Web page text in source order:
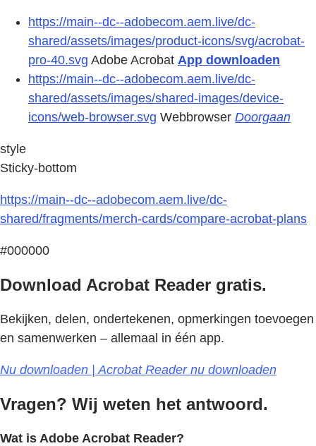
https://main--dc--adobecom.aem.live/dc-
shared/assets/images/product-icons/svg/acrobat-
pro-40.svg Adobe Acrobat App downloaden
https://main--dc--adobecom.aem.live/dc-
shared/assets/images/shared-images/device-
icons/web-browser.svg Webbrowser Doorgaan
style
Sticky-bottom
https://main--dc--adobecom.aem.live/dc-
shared/fragments/merch-cards/compare-acrobat-plans
#000000
Download Acrobat Reader gratis.
Bekijken, delen, ondertekenen, opmerkingen toevoegen
en samenwerken – allemaal in één app.
Nu downloaden | Acrobat Reader nu downloaden
Vragen? Wij weten het antwoord.
Wat is Adobe Acrobat Reader?